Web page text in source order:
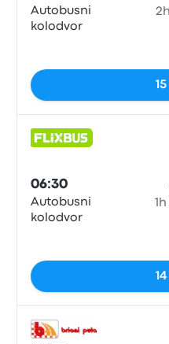
Autobusni
kolodvor
06:30
Autobusni
kolodvor